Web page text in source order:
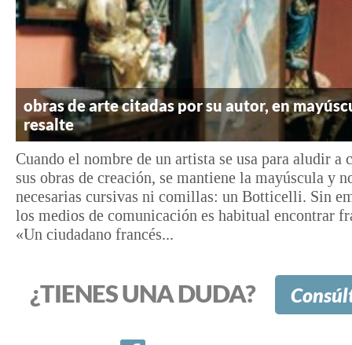
obras de arte citadas por su autor, en
resalte
Cuando el nombre de un artista se usa para aludir a
sus obras de creación, se mantiene la mayúscula y
necesarias cursivas ni comillas: un Botticelli. Sin
los medios de comunicación es habitual encontrar
«Un ciudadano francés...
¿TIENES UNA DUDA?